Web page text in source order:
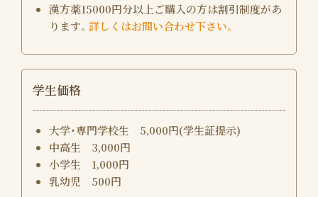
漢方薬15000円分以上ご購入の方は割引制度があ
ります。 詳しくはお問い合わせ下さい。
学生価格
大学・専門学校生 5,000円(学生証提示)
中高生 3,000円
小学生 1,000円
乳幼児 500円